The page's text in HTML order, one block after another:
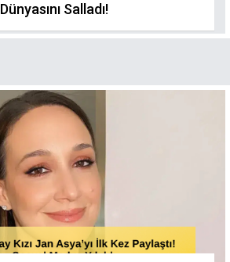
Dünyasını Salladı!